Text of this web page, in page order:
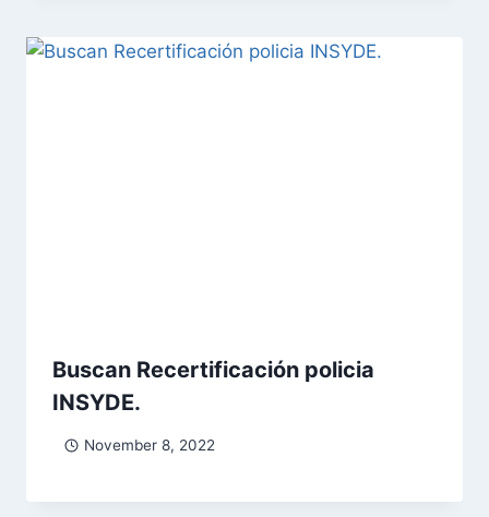
Buscan Recertificación policia
INSYDE.
November 8, 2022